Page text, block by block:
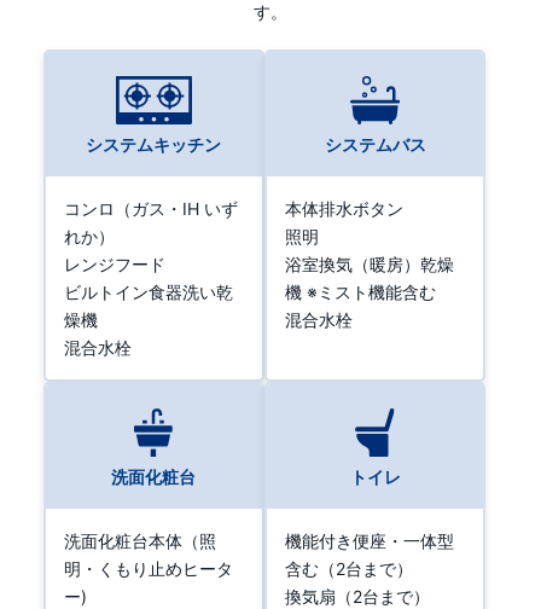
す。
システムキッチン
コンロ（ガス・IH いず
れか）
レンジフード
ビルトイン食器洗い乾
燥機
混合水栓
システムバス
本体排水ボタン
照明
浴室換気（暖房）乾燥
機 ※ミスト機能含む
混合水栓
洗面化粧台
洗面化粧台本体（照
明・くもり止めヒータ
ー)
トイレ
機能付き便座・一体型
含む（2台まで）
換気扇（2台まで）